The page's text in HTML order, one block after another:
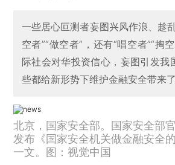
一些居心叵测者妄图兴风作浪、趁
空者”“做空者”，还有“唱空者”“掏
际社会对华投资信心，妄图引发我
些都给新形势下维护金融安全带来
北京，国家安全部。国家安全部
发布《国家安全机关做金融安全
一文。图：视觉中国